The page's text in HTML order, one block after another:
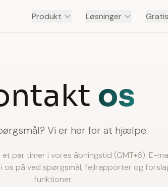
Produkt Løsninger
os
Vi er her for at hjælpe.
par timer i vores åbningstid (GMT+6). E-
os på ved spørgsmål, fejlrapporter og
funktioner.